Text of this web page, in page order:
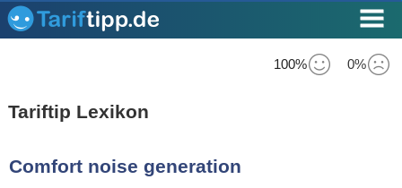
100% 0%
Tariftip Lexikon
Comfort noise generation